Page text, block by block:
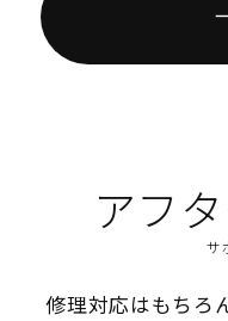
アフ
サ
修理対応はもちろ